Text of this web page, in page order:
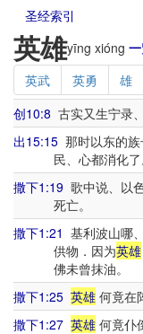
圣经索引
英雄yīng xióng
英武
英勇 雄
创10:8 古实又生宁录
出15:15 那时以东的
民、心都消化了
撒下1:19 歌中说、以
死亡。
撒下1:21 基利波山哪
供物．因为英雄
佛未曾抹油。
撒下1:25 英雄 何竟在
撒下1:27 英雄 何竟仆